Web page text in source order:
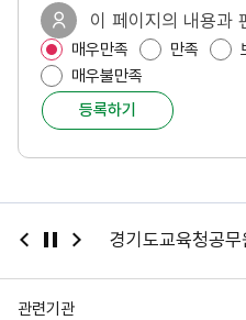
족
이 페이지의 내용과
매우만족 만족
매우불만족
등록하기
동조합 경기도교육청공
관련기관